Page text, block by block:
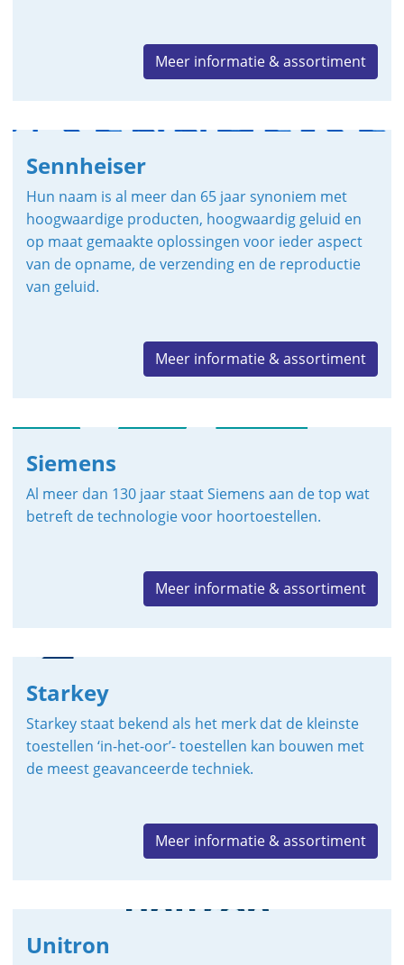
Meer informatie & assortiment
Sennheiser
Hun naam is al meer dan 65 jaar synoniem met
hoogwaardige producten, hoogwaardig geluid en
op maat gemaakte oplossingen voor ieder aspect
van de opname, de verzending en de reproductie
van geluid.
Meer informatie & assortiment
Siemens
Al meer dan 130 jaar staat Siemens aan de top wat
betreft de technologie voor hoortoestellen.
Meer informatie & assortiment
Starkey
Starkey staat bekend als het merk dat de kleinste
toestellen ‘in-het-oor’- toestellen kan bouwen met
de meest geavanceerde techniek.
Meer informatie & assortiment
Unitron